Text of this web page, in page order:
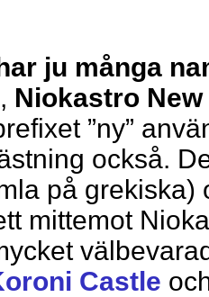
ju många
, Niokastro
”ny”
också.
på
mittemot
Castle